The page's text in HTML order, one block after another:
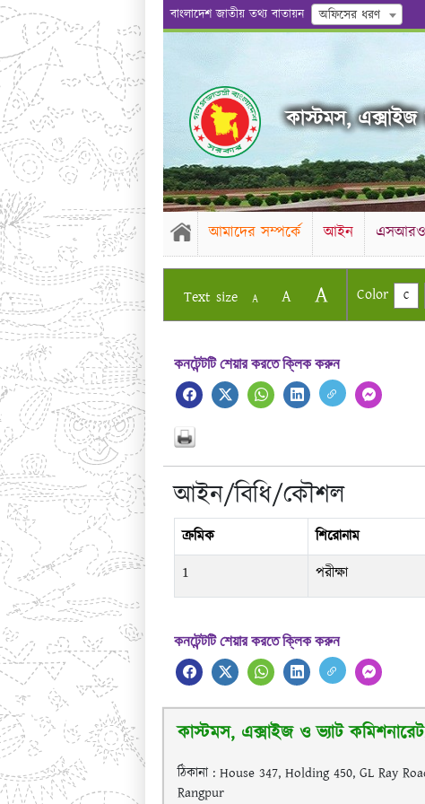
বাংলাদেশ জাতীয় তথ্য বাতায়ন অফিসের ধরণ
কাস্টমস, এক্সাইজ
আমাদের সম্পর্কে আইন এসআরও
Text size A A A Color C
কনটেন্টটি শেয়ার করতে ক্লিক করুন
আইন/বিধি/কৌশল
ক্রমিক শিরোনাম
1
পরীক্ষা
কনটেন্টটি শেয়ার করতে ক্লিক করুন
কাস্টমস, এক্সাইজ ও ভ্যাট
ঠিকানা : House 347, Holding 450, GL Ray
Rangpur